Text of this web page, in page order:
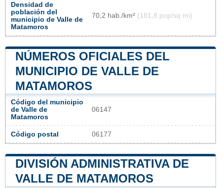
Densidad de
población del
municipio de Valle de
Matamoros
70,2 hab./km² (181,8 pop/sq mi)
NÚMEROS OFICIALES DEL
MUNICIPIO DE VALLE DE
MATAMOROS
Código del municipio
de Valle de
Matamoros
06147
Código postal 06177
DIVISIÓN ADMINISTRATIVA DE
VALLE DE MATAMOROS